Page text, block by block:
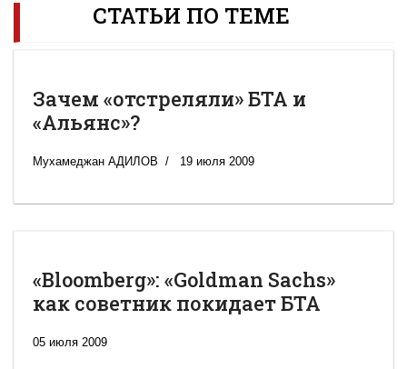
СТАТЬИ ПО ТЕМЕ
Зачем «отстреляли» БТА и
«Альянс»?
Мухамеджан АДИЛОВ 19 июля 2009
«Bloomberg»: «Goldman Sachs»
как советник покидает БТА
05 июля 2009